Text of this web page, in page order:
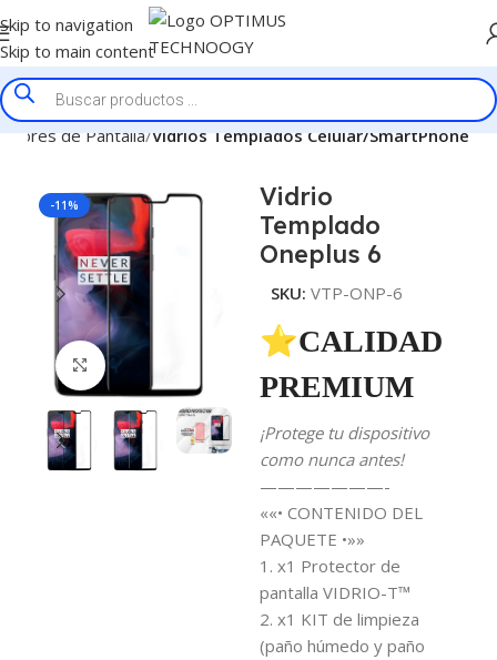
Skip to navigation
Skip to main content
de Pantalla Vidrios Templados Celular/SmartPhone
-11%
Click to enlarge
Vidrio
Templado
Oneplus 6
SKU: VTP-ONP-6
⭐CALIDAD
PREMIUM
¡Protege tu dispositivo
como nunca antes!
———————-
««• CONTENIDO DEL
PAQUETE •»»
1. x1 Protector de
pantalla VIDRIO-T™
2. x1 KIT de limpieza
(paño húmedo y paño